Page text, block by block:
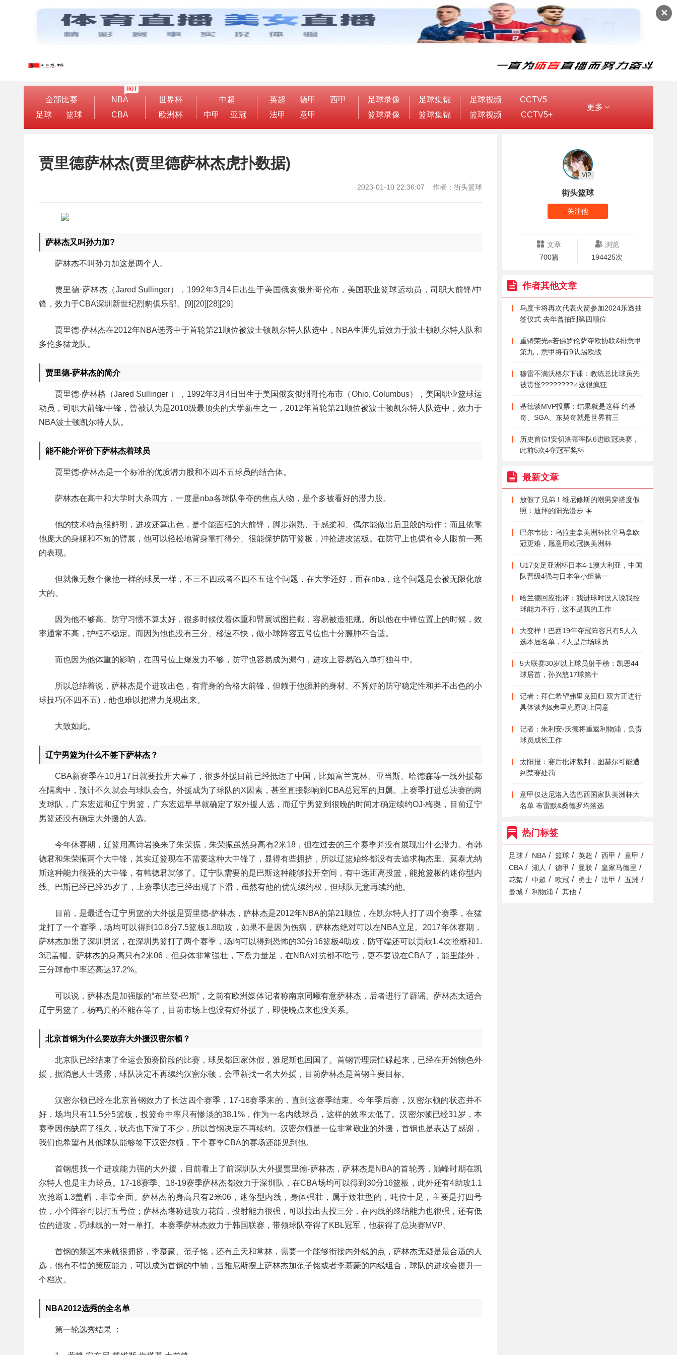
✕
全部比赛
足球
篮球
NBA
CBA
世界杯
欧洲杯
中超
中甲
亚冠
英超 德甲
西甲
法甲
意甲
足球录像
篮球录像
足球集锦
篮球集锦
足球视频
篮球视频
CCTV5
CCTV5+
更多
贾里德萨林杰(贾里德萨林杰虎扑数据)
2023-01-10 22:36:07 作者：街头篮球
萨林杰又叫孙力加?
萨林杰不叫孙力加这是两个人。
贾里德·萨林杰（Jared Sullinger），1992年3月4日出生于美国俄亥俄州哥伦布，美国职业篮球运动员，司职大前锋/中
锋，效力于CBA深圳新世纪烈豹俱乐部。[9][20][28][29]
贾里德·萨林杰在2012年NBA选秀中于首轮第21顺位被波士顿凯尔特人队选中，NBA生涯先后效力于波士顿凯尔特人队和
多伦多猛龙队。
贾里德-萨林杰的简介
贾里德·萨林格（Jared Sullinger ），1992年3月4日出生于美国俄亥俄州哥伦布市（Ohio, Columbus），美国职业篮球运
动员，司职大前锋/中锋，曾被认为是2010级最顶尖的大学新生之一，2012年首轮第21顺位被波士顿凯尔特人队选中，效力于
NBA波士顿凯尔特人队。
能不能介评价下萨林杰着球员
贾里德-萨林杰是一个标准的优质潜力股和不四不五球员的结合体。
萨林杰在高中和大学时大杀四方，一度是nba各球队争夺的焦点人物，是个多被看好的潜力股。
他的技术特点很鲜明，进攻还算出色，是个能面框的大前锋，脚步娴熟、手感柔和、偶尔能做出后卫般的动作；而且依靠
他庞大的身躯和不短的臂展，他可以轻松地背身靠打得分、很能保护防守篮板，冲抢进攻篮板。在防守上也偶有令人眼前一亮
的表现。
但就像无数个像他一样的球员一样，不三不四或者不四不五这个问题，在大学还好，而在nba，这个问题是会被无限化放
大的。
因为他不够高、防守习惯不算太好，很多时候仗着体重和臂展试图拦截，容易被造犯规。所以他在中锋位置上的时候，效
率通常不高，护框不稳定。而因为他也没有三分、移速不快，做小球阵容五号位也十分臃肿不合适。
而也因为他体重的影响，在四号位上爆发力不够，防守也容易成为漏勺，进攻上容易陷入单打独斗中。
所以总结着说，萨林杰是个进攻出色，有背身的合格大前锋，但赖于他臃肿的身材、不算好的防守稳定性和并不出色的小
球技巧(不四不五)，他也难以把潜力兑现出来。
大致如此。
辽宁男篮为什么不签下萨林杰？
CBA新赛季在10月17日就要拉开大幕了，很多外援目前已经抵达了中国，比如富兰克林、亚当斯、哈德森等一线外援都
在隔离中，预计不久就会与球队会合。外援成为了球队的X因素，甚至直接影响到CBA总冠军的归属。上赛季打进总决赛的两
支球队，广东宏远和辽宁男篮，广东宏远早早就确定了双外援人选，而辽宁男篮到很晚的时间才确定续约OJ-梅奥，目前辽宁
男篮还没有确定大外援的人选。
今年休赛期，辽篮用高诗岩换来了朱荣振，朱荣振虽然身高有2米18，但在过去的三个赛季并没有展现出什么潜力。有韩
德君和朱荣振两个大中锋，其实辽篮现在不需要这种大中锋了，显得有些拥挤，所以辽篮始终都没有去追求梅杰里、莫泰尤纳
斯这种能力很强的大中锋，有韩德君就够了。辽宁队需要的是巴斯这种能够拉开空间，有中远距离投篮，能抢篮板的迷你型内
线。巴斯已经已经35岁了，上赛季状态已经出现了下滑，虽然有他的优先续约权，但球队无意再续约他。
目前，是最适合辽宁男篮的大外援是贾里德-萨林杰，萨林杰是2012年NBA的第21顺位，在凯尔特人打了四个赛季，在猛
龙打了一个赛季，场均可以得到10.8分7.5篮板1.8助攻，如果不是因为伤病，萨林杰绝对可以在NBA立足。2017年休赛期，
萨林杰加盟了深圳男篮，在深圳男篮打了两个赛季，场均可以得到恐怖的30分16篮板4助攻，防守端还可以贡献1.4次抢断和1.
3记盖帽。萨林杰的身高只有2米06，但身体非常强壮，下盘力量足，在NBA对抗都不吃亏，更不要说在CBA了，能里能外，
三分球命中率还高达37.2%。
可以说，萨林杰是加强版的“布兰登-巴斯”，之前有欧洲媒体记者称南京同曦有意萨林杰，后者进行了辟谣。萨林杰太适合
辽宁男篮了，杨鸣真的不能在等了，目前市场上也没有好外援了，即使晚点来也没关系。
北京首钢为什么要放弃大外援汉密尔顿？
北京队已经结束了全运会预赛阶段的比赛，球员都回家休假，雅尼斯也回国了。首钢管理层忙碌起来，已经在开始物色外
援，据消息人士透露，球队决定不再续约汉密尔顿，会重新找一名大外援，目前萨林杰是首钢主要目标。
汉密尔顿已经在北京首钢效力了长达四个赛季，17-18赛季来的，直到这赛季结束。今年季后赛，汉密尔顿的状态并不
好，场均只有11.5分5篮板，投篮命中率只有惨淡的38.1%，作为一名内线球员，这样的效率太低了。汉密尔顿已经31岁，本
赛季因伤缺席了很久，状态也下滑了不少，所以首钢决定不再续约。汉密尔顿是一位非常敬业的外援，首钢也是表达了感谢，
我们也希望有其他球队能够签下汉密尔顿，下个赛季CBA的赛场还能见到他。
首钢想找一个进攻能力强的大外援，目前看上了前深圳队大外援贾里德-萨林杰，萨林杰是NBA的首轮秀，巅峰时期在凯
尔特人也是主力球员。17-18赛季、18-19赛季萨林杰都效力于深圳队，在CBA场均可以得到30分16篮板，此外还有4助攻1.1
次抢断1.3盖帽，非常全面。萨林杰的身高只有2米06，迷你型内线，身体强壮，属于矮壮型的，吨位十足，主要是打四号
位，小个阵容可以打五号位；萨林杰堪称进攻万花筒，投射能力很强，可以拉出去投三分，在内线的终结能力也很强，还有低
位的进攻，罚球线的一对一单打。本赛季萨林杰效力于韩国联赛，带领球队夺得了KBL冠军，他获得了总决赛MVP。
首钢的禁区本来就很拥挤，李慕豪、范子铭，还有丘天和常林，需要一个能够衔接内外线的点，萨林杰无疑是最合适的人
选，他有不错的策应能力，可以成为首钢的中轴，当雅尼斯摆上萨林杰加范子铭或者李慕豪的内线组合，球队的进攻会提升一
个档次。
NBA2012选秀的全名单
第一轮选秀结果 ：
街头篮球
VIP
关注他
文章
700篇
浏览
194425次
作者其他文章
乌度卡将再次代表火箭参加2024乐透抽
签仪式 去年曾抽到第四顺位
重铸荣光✊若佛罗伦萨夺欧协联&排意甲
第九，意甲将有9队踢欧战
穆雷不满沃格尔下课：教练总比球员先
被责怪????????‍♂️这很疯狂
基德谈MVP投票：结果就是这样 约基
奇、SGA、东契奇就是世界前三
历史首位❗安切洛蒂率队6进欧冠决赛，
此前5次4夺冠军奖杯
最新文章
放假了兄弟！维尼修斯的潮男穿搭度假
照：迪拜的阳光漫步 ☀️
巴尔韦德：乌拉圭拿美洲杯比皇马拿欧
冠更难，愿意用欧冠换美洲杯
U17女足亚洲杯日本4-1澳大利亚，中国
队晋级4强与日本争小组第一
哈兰德回应批评：我进球时没人说我控
球能力不行，这不是我的工作
大变样！巴西19年夺冠阵容只有5人入
选本届名单，4人是后场球员
5大联赛30岁以上球员射手榜：凯恩44
球居首，孙兴慜17球第十
记者：拜仁希望弗里克回归 双方正进行
具体谈判&弗里克原则上同意
记者：朱利安-沃德将重返利物浦，负责
球员成长工作
太阳报：赛后批评裁判，图赫尔可能遭
到禁赛处罚
意甲仅达尼洛入选巴西国家队美洲杯大
名单 布雷默&桑德罗均落选
热门标签
足球 / NBA / 篮球 / 英超 / 西甲 / 意甲 /
CBA / 湖人 / 德甲 / 曼联 / 皇家马德里 /
花絮 / 中超 / 欧冠 / 勇士 / 法甲 / 五洲 /
曼城 / 利物浦 / 其他 /